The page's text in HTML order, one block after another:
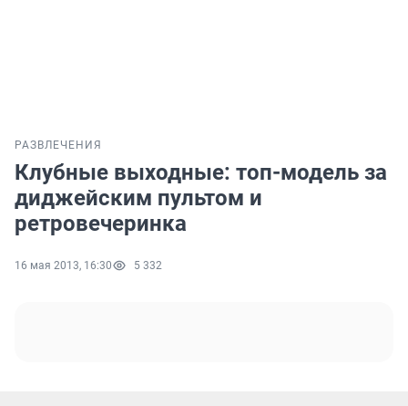
РАЗВЛЕЧЕНИЯ
Клубные выходные: топ-модель за
диджейским пультом и
ретровечеринка
16 мая 2013, 16:30 5 332